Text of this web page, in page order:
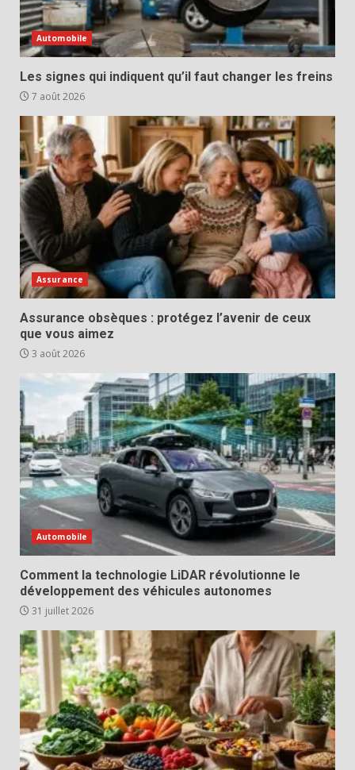
Automobile
Les signes qui indiquent qu’il faut changer les freins
7 août 2026
Assurance
Assurance obsèques : protégez l’avenir de ceux
que vous aimez
3 août 2026
Automobile
Comment la technologie LiDAR révolutionne le
développement des véhicules autonomes
31 juillet 2026